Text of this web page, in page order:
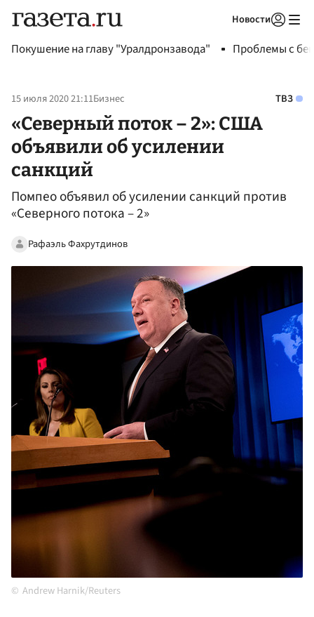
Новости
Покушение на главу "Уралдронзавода" Проблемы с
15 июля 2020 21:11Бизнес ТВЗ
«Северный поток – 2»: США
объявили об усилении
санкций
Помпео объявил об усилении санкций против
«Северного потока – 2»
Рафаэль Фахрутдинов
Andrew Harnik/Reuters